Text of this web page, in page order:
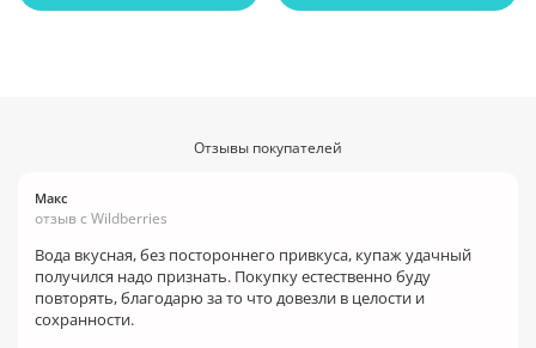
Отзывы покупателей
Макс
отзыв с Wildberries
Вода вкусная, без постороннего привкуса, купаж удачный
получился надо признать. Покупку естественно буду
повторять, благодарю за то что довезли в целости и
сохранности.